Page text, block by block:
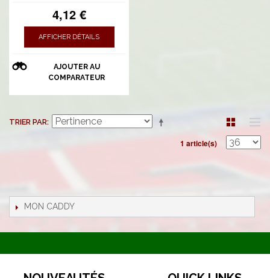
4,12 €
AFFICHER DÉTAILS
AJOUTER AU
COMPARATEUR
TRIER PAR
1 article(s)
MON CADDY